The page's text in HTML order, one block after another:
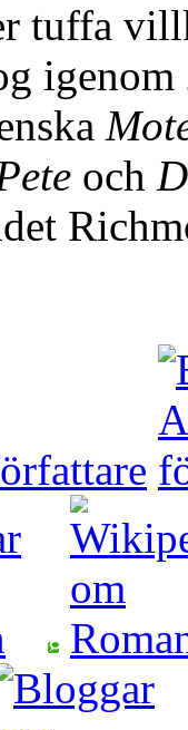
tuffa
och